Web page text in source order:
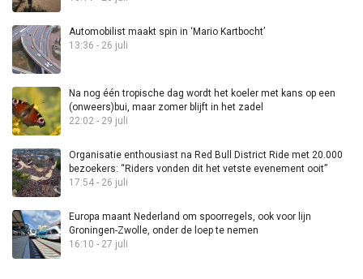
Automobilist maakt spin in ‘Mario Kartbocht’
13:36 - 26 juli
Na nog één tropische dag wordt het koeler met kans op een
(onweers)bui, maar zomer blijft in het zadel
22:02 - 29 juli
Organisatie enthousiast na Red Bull District Ride met 20.000
bezoekers: “Riders vonden dit het vetste evenement ooit”
17:54 - 26 juli
Europa maant Nederland om spoorregels, ook voor lijn
Groningen-Zwolle, onder de loep te nemen
16:10 - 27 juli